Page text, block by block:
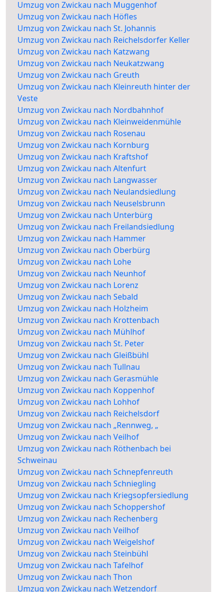
Umzug von Zwickau nach Muggenhof
Umzug von Zwickau nach Höfles
Umzug von Zwickau nach St. Johannis
Umzug von Zwickau nach Reichelsdorfer Keller
Umzug von Zwickau nach Katzwang
Umzug von Zwickau nach Neukatzwang
Umzug von Zwickau nach Greuth
Umzug von Zwickau nach Kleinreuth hinter der
Veste
Umzug von Zwickau nach Nordbahnhof
Umzug von Zwickau nach Kleinweidenmühle
Umzug von Zwickau nach Rosenau
Umzug von Zwickau nach Kornburg
Umzug von Zwickau nach Kraftshof
Umzug von Zwickau nach Altenfurt
Umzug von Zwickau nach Langwasser
Umzug von Zwickau nach Neulandsiedlung
Umzug von Zwickau nach Neuselsbrunn
Umzug von Zwickau nach Unterbürg
Umzug von Zwickau nach Freilandsiedlung
Umzug von Zwickau nach Hammer
Umzug von Zwickau nach Oberbürg
Umzug von Zwickau nach Lohe
Umzug von Zwickau nach Neunhof
Umzug von Zwickau nach Lorenz
Umzug von Zwickau nach Sebald
Umzug von Zwickau nach Holzheim
Umzug von Zwickau nach Krottenbach
Umzug von Zwickau nach Mühlhof
Umzug von Zwickau nach St. Peter
Umzug von Zwickau nach Gleißbühl
Umzug von Zwickau nach Tullnau
Umzug von Zwickau nach Gerasmühle
Umzug von Zwickau nach Koppenhof
Umzug von Zwickau nach Lohhof
Umzug von Zwickau nach Reichelsdorf
Umzug von Zwickau nach „Rennweg, „
Umzug von Zwickau nach Veilhof
Umzug von Zwickau nach Röthenbach bei
Schweinau
Umzug von Zwickau nach Schnepfenreuth
Umzug von Zwickau nach Schniegling
Umzug von Zwickau nach Kriegsopfersiedlung
Umzug von Zwickau nach Schoppershof
Umzug von Zwickau nach Rechenberg
Umzug von Zwickau nach Veilhof
Umzug von Zwickau nach Weigelshof
Umzug von Zwickau nach Steinbühl
Umzug von Zwickau nach Tafelhof
Umzug von Zwickau nach Thon
Umzug von Zwickau nach Wetzendorf